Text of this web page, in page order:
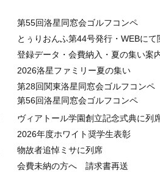
第55回洛星同窓会ゴルフコンペ
とぅりおんふ第44号発行・WEBにて
登録データ・会費納入・夏の集い案
2026洛星ファミリー夏の集い
第28回関東洛星同窓会ゴルフコンペ
第56回洛星同窓会ゴルフコンペ
ヴィアトール学園創立記念式典に列
2026年度ホワイト奨学生表彰
物故者追悼ミサに列席
会費未納の方へ 請求書再送